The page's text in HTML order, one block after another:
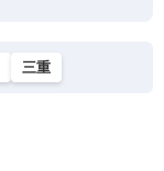
三重